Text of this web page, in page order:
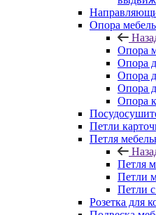
Опора
Опора
Опора
Опора
Опора
Опора
Петли
Петля
Петля
Петли
Петли
Розетка для